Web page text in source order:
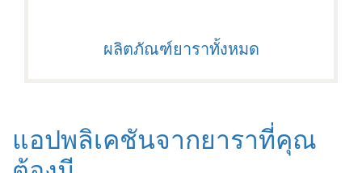
ผลิตภัณฑ์ยาราทั้งหมด
แอปพลิเคชันจากยาราที่คุณ